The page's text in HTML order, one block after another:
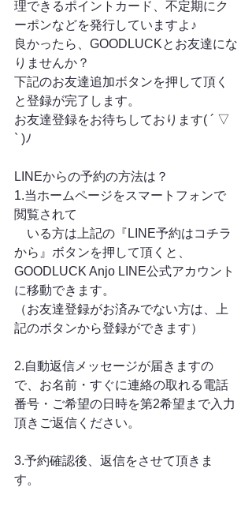
理できるポイントカード、不定期にク
ーポンなどを発行していますよ♪
良かったら、GOODLUCKとお友達にな
りませんか？
下記のお友達追加ボタンを押して頂く
と登録が完了します。
お友達登録をお待ちしております( ´ ▽
` )ﾉ
LINEからの予約の方法は？
1.当ホームページをスマートフォンで
閲覧されて
いる方は上記の『LINE予約はコチラ
から』ボタンを押して頂くと、
GOODLUCK Anjo LINE公式アカウント
に移動できます。
（お友達登録がお済みでない方は、上
記のボタンから登録ができます）
2.自動返信メッセージが届きますの
で、お名前・すぐに連絡の取れる電話
番号・ご希望の日時を第2希望まで入力
頂きご返信ください。
3.予約確認後、返信をさせて頂きま
す。